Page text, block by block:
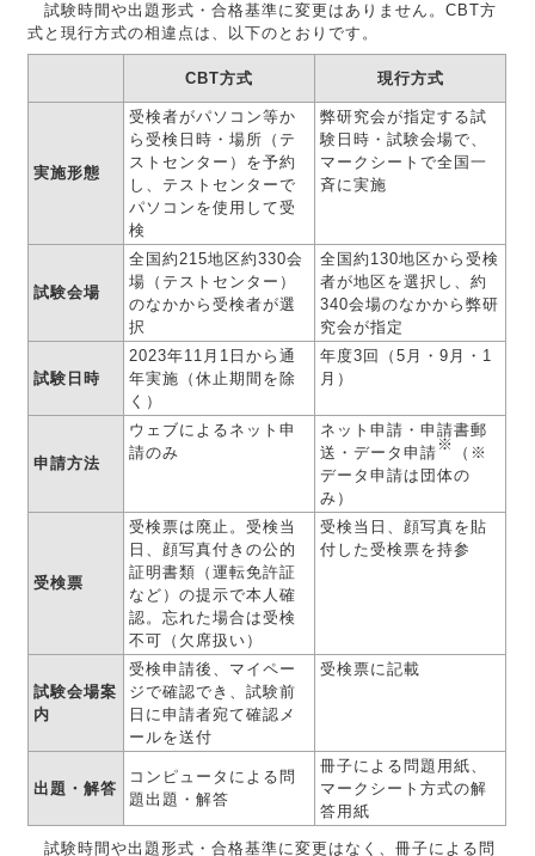
試験時間や出題形式・合格基準に変更はありません。CBT方
式と現行方式の相違点は、以下のとおりです。
CBT方式 現行方式
実施形態
受検者がパソコン等か
ら受検日時・場所（テ
ストセンター）を予約
し、テストセンターで
パソコンを使用して受
検
弊研究会が指定する試
験日時・試験会場で、
マークシートで全国一
斉に実施
試験会場
全国約215地区約330会
場（テストセンター）
のなかから受検者が選
択
全国約130地区から受検
者が地区を選択し、約
340会場のなかから弊研
究会が指定
試験日時
2023年11月1日から通
年実施（休止期間を除
く）
年度3回（5月・9月・1
月）
申請方法
ウェブによるネット申
請のみ
ネット申請・申請書郵
送・データ申請 ※
（※
データ申請は団体の
み）
受検票
受検票は廃止。受検当
日、顔写真付きの公的
証明書類（運転免許証
など）の提示で本人確
認。忘れた場合は受検
不可（欠席扱い）
受検当日、顔写真を貼
付した受検票を持参
試験会場案
内
受検申請後、マイペー
ジで確認でき、試験前
日に申請者宛て確認メ
ールを送付
受検票に記載
出題・解答
コンピュータによる問
題出題・解答
冊子による問題用紙、
マークシート方式の解
答用紙
試験時間や出題形式・合格基準に変更はなく、冊子による問